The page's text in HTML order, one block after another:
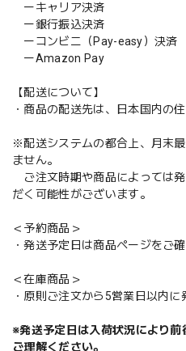
ーキャリア決済
ー銀行振込決済
ーコンビニ（Pay-easy）決済
ーAmazon Pay
【配送について】
・商品の配送先は、日本国内の
※配送システムの都合上、月末
ません。
ご注文時期や商品によっては
だく可能性がございます。
＜予約商品＞
・発送予定日は商品ページをご
＜在庫商品＞
・原則ご注文から5営業日以内に
※発送予定日は入荷状況により
ご理解ください。